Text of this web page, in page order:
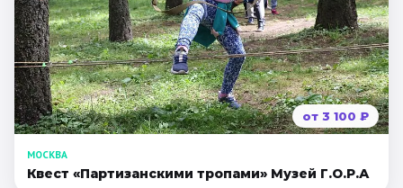
от 3 100 ₽
МОСКВА
Квест «Партизанскими тропами» Музей Г.О.Р.А